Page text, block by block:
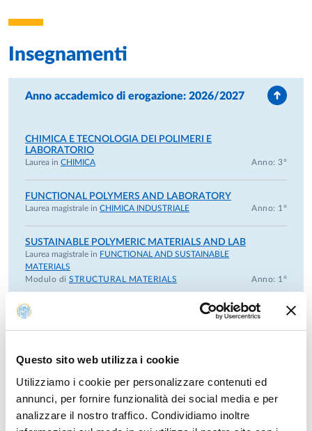
Questo sito web utilizza i cookie
Utilizziamo i cookie per personalizzare contenuti ed
annunci, per fornire funzionalità dei social media e per
analizzare il nostro traffico. Condividiamo inoltre
Medaglia Pino nel 2017, la cattedra AIS in Chimica presso
l'Università del Texas nel 2018 e il prestigioso premio Izatt-
Christensen nel 2024. Ha pubblicato oltre 220 articoli di
ricerca, 21 reviews e capitoli di libri, ed è titolare di 23
brevetti. Ha presentato i risultati della sua ricerca in oltre
supramolecolare alla scienza dei materiali, dando una
posizione privilegiata al riconoscimento molecolare e
all'autoassemblaggio come strumenti operativi. I principali
campi di attività sono stati le superfici reattive, i polimeri
supramolecolari, i sensori ed i polimeri stimuli-responsive.
Insegnamenti
Anno accademico di erogazione: 2026/2027
CHIMICA E TECNOLOGIA DEI POLIMERI E
LABORATORIO
Laurea in CHIMICA Anno: 3°
FUNCTIONAL POLYMERS AND LABORATORY
Laurea magistrale in CHIMICA INDUSTRIALE Anno: 1°
SUSTAINABLE POLYMERIC MATERIALS AND LAB
Laurea magistrale in FUNCTIONAL AND SUSTAINABLE
MATERIALS
Modulo di STRUCTURAL MATERIALS Anno: 1°